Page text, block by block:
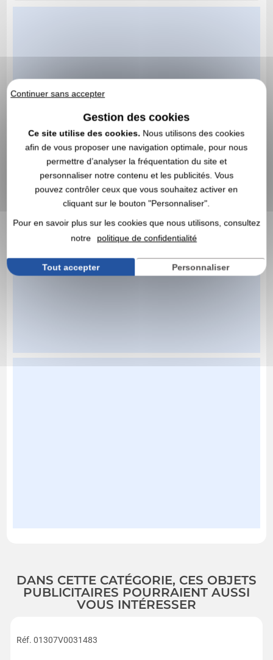
DANS CETTE CATÉGORIE, CES OBJETS
PUBLICITAIRES POURRAIENT AUSSI
VOUS INTÉRESSER
Réf. 01307V0031483
Continuer sans accepter
Gestion des cookies
Ce site utilise des cookies. Nous utilisons des cookies
afin de vous proposer une navigation optimale, pour nous
permettre d’analyser la fréquentation du site et
personnaliser notre contenu et les publicités. Vous
pouvez contrôler ceux que vous souhaitez activer en
cliquant sur le bouton "Personnaliser".
Pour en savoir plus sur les cookies que nous utilisons, consultez
notre
politique de confidentialité
Tout accepter Personnaliser